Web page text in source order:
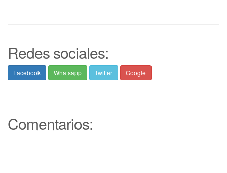
Redes sociales:
Facebook Whatsapp Twitter Google
Comentarios: